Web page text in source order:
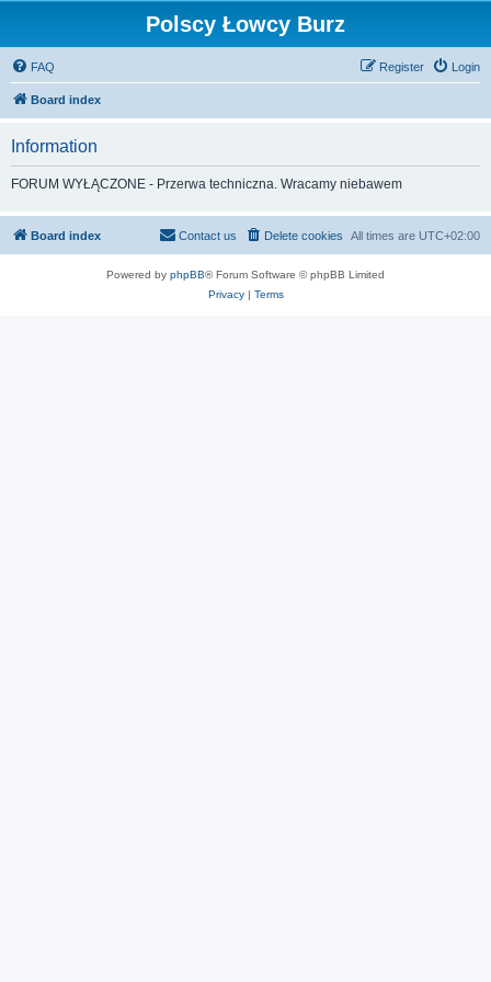
Polscy Łowcy Burz
FAQ Login
Register
Board index
Information
FORUM WYŁĄCZONE - Przerwa techniczna. Wracamy niebawem
Board index All times are UTC+02:00
Delete cookies
Contact us
Powered by phpBB® Forum Software © phpBB Limited
Privacy| Terms